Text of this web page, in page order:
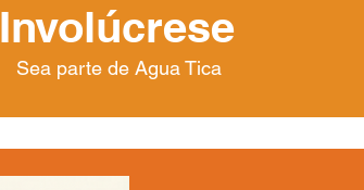
Involúcrese
Sea parte de Agua Tica